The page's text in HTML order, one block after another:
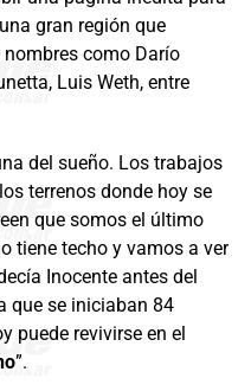
gran región que
como Darío
Luis Weth, entre
del sueño. Los trabajos
terrenos donde hoy se
que somos el último
tiene techo y vamos a ver
Inocente antes del
que se iniciaban 84
puede revivirse en el
”.